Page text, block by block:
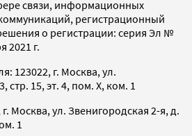
связи, информационных
регистрационный
о регистрации: серия Эл №
2021 г.
123022, г. Москва, ул.
стр. 15, эт. 4, пом. X, ком. 1
Москва, ул. Звенигородская 2-я, д.
1